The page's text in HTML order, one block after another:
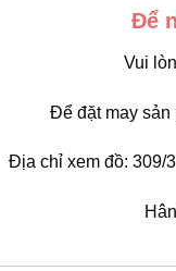
Để
Vui
Để đặt may sản
Địa chỉ xem đồ: 309/